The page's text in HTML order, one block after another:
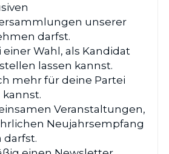
unserer
darfst.
einer Wahl, als Kandidat
lassen kannst.
mehr für deine Partei
Veranstaltungen,
Neujahrsempfang